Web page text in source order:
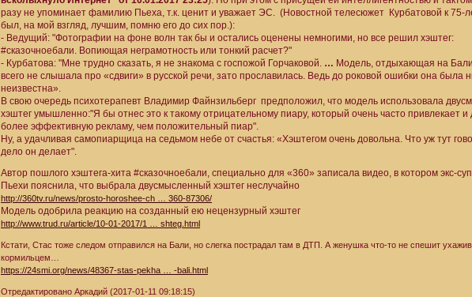
разу не упоминает фамилию Пьеха, т.к. ценит и уважает ЭС. (Новостной телесюжет Курбатовой к 75-
был, на мой взгляд, лучшим, помню его до сих пор.):
- Ведущий: "Фотографии на фоне волн так бы и остались оценены немногими, но все решил хэштег:
#сказочноебали. Вопиющая неграмотность или тонкий расчет?"
- Курбатова: "Мне трудно сказать, я не знакома с госпожой Горчаковой. … Модель, отдыхающая на
всего не слышала про «сдвиги» в русской речи, зато прославилась. Ведь до роковой ошибки она была
неизвестна».
В свою очередь психотерапевт Владимир Файнзильберг предположил, что модель использовала
хэштег умышленно:"Я бы отнес это к такому отрицательному пиару, который очень часто привлекает и
более эффективную рекламу, чем положительный пиар".
Ну, а удачливая самопиарщица на седьмом небе от счастья: «Хэштегом очень довольна. Что уж тут
дело он делает".
Автор пошлого хэштега-хита #сказочноебали, специально для «360» записала видео, в котором экс-
Пьехи пояснила, что выбрала двусмысленный хэштег неслучайно
http://360tv.ru/news/prosto-horoshee-ch … 360-87306/
Модель одобрила реакцию на созданный ею нецензурный хэштег
http://www.trud.ru/article/10-01-2017/1 … shteg.html
Кстати, Стас тоже следом отправился на Бали, но слегка пострадал там в ДТП. А женушка что-то не спешит
кормильцем…
https://24smi.org/news/48367-stas-pekha … -bali.html
Отредактировано Аркадий (2017-01-11 09:18:15)